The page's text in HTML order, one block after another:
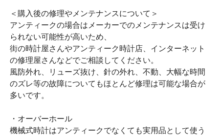
＜購入後の修理やメンテナンスについて＞
アンティークの場合はメーカーでのメンテナンスは受け
られない可能性が高いため、
街の時計屋さんやアンティーク時計店、インターネット
の修理屋さんなどでご相談してください。
風防外れ、リューズ抜け、針の外れ、不動、大幅な時間
のズレ等の故障についてもほとんど修理は可能な場合が
多いです。
・オーバーホール
機械式時計はアンティークでなくても実用品として使う